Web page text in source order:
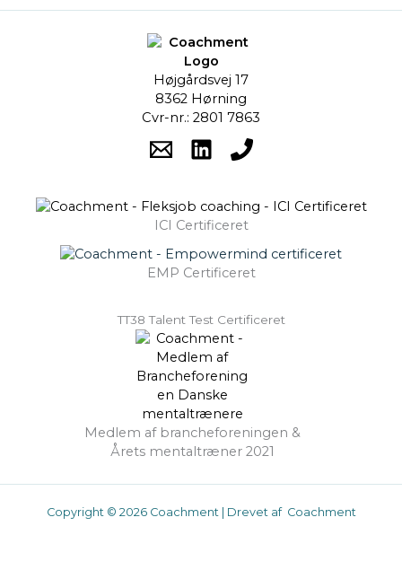
Højgårdsvej 17
8362 Hørning
Cvr-nr.: 2801 7863
ICI Certificeret
EMP Certificeret
TT38 Talent Test Certificeret
Medlem af brancheforeningen &
Årets mentaltræner 2021
Copyright © 2026 Coachment | Drevet af Coachment